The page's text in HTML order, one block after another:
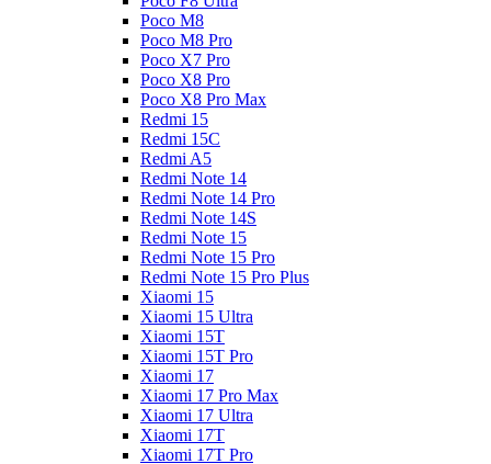
Poco M8
Poco M8 Pro
Poco X7 Pro
Poco X8 Pro
Poco X8 Pro Max
Redmi 15
Redmi 15C
Redmi A5
Redmi Note 14
Redmi Note 14 Pro
Redmi Note 14S
Redmi Note 15
Redmi Note 15 Pro
Redmi Note 15 Pro Plus
Xiaomi 15
Xiaomi 15 Ultra
Xiaomi 15T
Xiaomi 15T Pro
Xiaomi 17
Xiaomi 17 Pro Max
Xiaomi 17 Ultra
Xiaomi 17T
Xiaomi 17T Pro